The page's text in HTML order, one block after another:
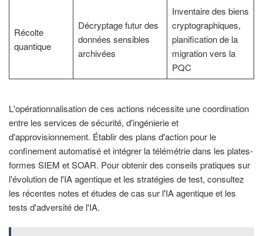
Récolte
quantique
Décryptage futur des
données sensibles
archivées
Inventaire des biens
cryptographiques,
planification de la
migration vers la
PQC
L'opérationnalisation de ces actions nécessite une coordination
entre les services de sécurité, d'ingénierie et
d'approvisionnement. Établir des plans d'action pour le
confinement automatisé et intégrer la télémétrie dans les plates-
formes SIEM et SOAR. Pour obtenir des conseils pratiques sur
l'évolution de l'IA agentique et les stratégies de test, consultez
les récentes notes et études de cas sur l'IA agentique et les
tests d'adversité de l'IA.